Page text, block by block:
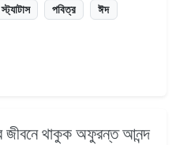
পবিত্র
ঈদ
জীবনে থাকুক অফুরন্ত আনন্দ